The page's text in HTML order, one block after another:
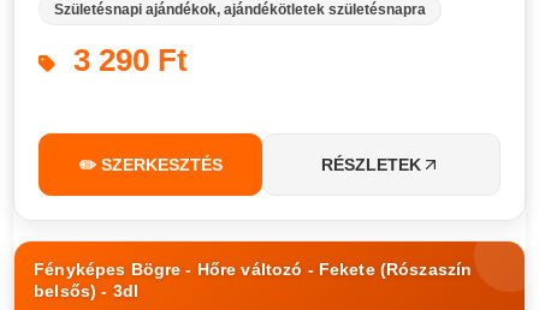
Születésnapi ajándékok, ajándékötletek születésnapra
3 290 Ft
✏️ SZERKESZTÉS RÉSZLETEK
Fényképes Bögre - Hőre változó - Fekete (Rószaszín
belsős) - 3dl